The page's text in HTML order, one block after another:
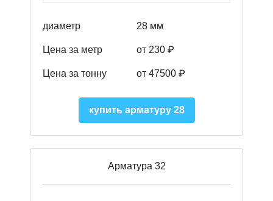
диаметр 28 мм
Цена за метр от 230 ₽
Цена за тонну от 47500 ₽
купить арматуру 28
Арматура 32